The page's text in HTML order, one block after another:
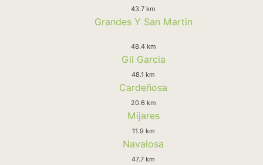
43.7 km
Grandes Y San Martin
48.4 km
Gil Garcia
48.1 km
Cardeñosa
20.6 km
Mijares
11.9 km
Navalosa
47.7 km